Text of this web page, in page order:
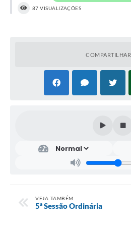
87 VISUALIZAÇÕES
COMPARTILHAR
VEJA TAMBÉM
5ª Sessão Ordinária